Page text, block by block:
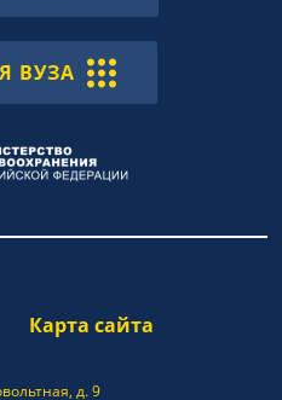
ВУЗА
Карта сайта
д. 9